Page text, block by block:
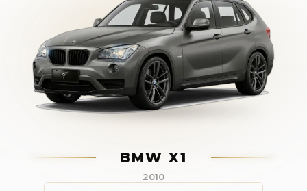
BMW X1
2010